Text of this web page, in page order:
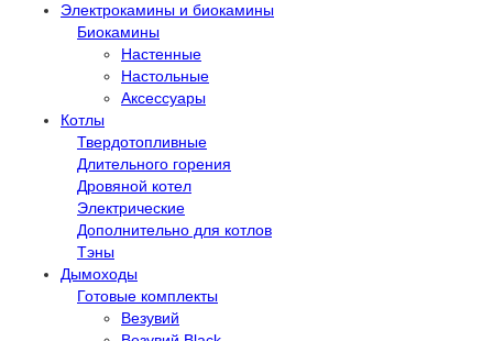
Электрокамины и биокамины
Биокамины
Настенные
Настольные
Аксессуары
Котлы
Твердотопливные
Длительного горения
Дровяной котел
Электрические
Дополнительно для котлов
Тэны
Дымоходы
Готовые комплекты
Везувий